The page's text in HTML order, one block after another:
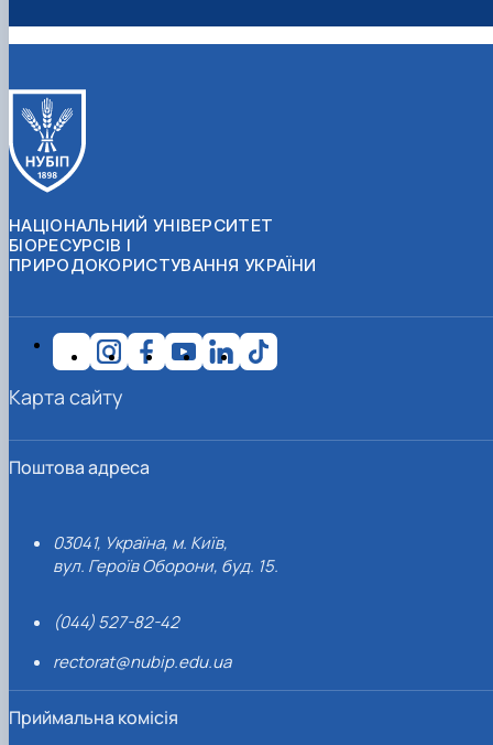
НАЦІОНАЛЬНИЙ УНІВЕРСИТЕТ
БІОРЕСУРСІВ І
ПРИРОДОКОРИСТУВАННЯ УКРАЇНИ
Поштова адреса
03041, Україна, м. Київ,
вул. Героїв Оборони, буд. 15.
(044) 527-82-42
rectorat@nubip.edu.ua
Приймальна комісія
Карта сайту